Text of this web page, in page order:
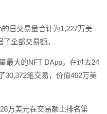
日交易量合计为1,227万美
全部交易额。
最大的NFT DApp，在过去24
30,372笔交易，价值462万美
万美元在交易额上排名第